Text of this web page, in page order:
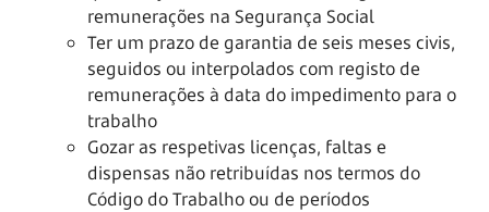
remunerações na Segurança Social
Ter um prazo de garantia de seis meses civis,
seguidos ou interpolados com registo de
remunerações à data do impedimento para o
trabalho
Gozar as respetivas licenças, faltas e
dispensas não retribuídas nos termos do
Código do Trabalho ou de períodos